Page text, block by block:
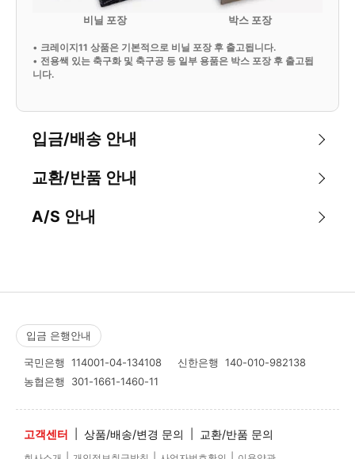
비닐 포장 박스 포장
• 크레이지11 상품은 기본적으로 비닐 포장 후 출고됩니다.
• 전용쌕 있는 축구화 및 축구공 등 일부 용품은 박스 포장 후 출고됩
니다.
입금/배송 안내
교환/반품 안내
A/S 안내
입금 은행안내
국민은행 114001-04-134108 신한은행 140-010-982138
농협은행 301-1661-1460-11
고객센터 상품/배송/변경 문의 교환/반품 문의